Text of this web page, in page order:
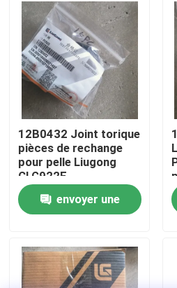
Visite d'usine
Contrôle de la qualité
Contact
nouvelles
Demande de soumission
Pièces de rechange Cummins
12B0432 Joint torique
pièces de rechange
pour pelle Liugong
CLG922E
envoyer une